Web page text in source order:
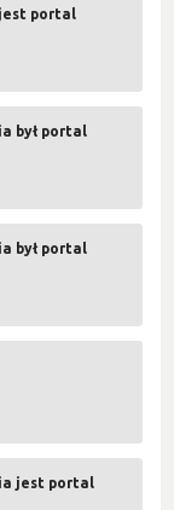
portal
był portal
był portal
jest portal